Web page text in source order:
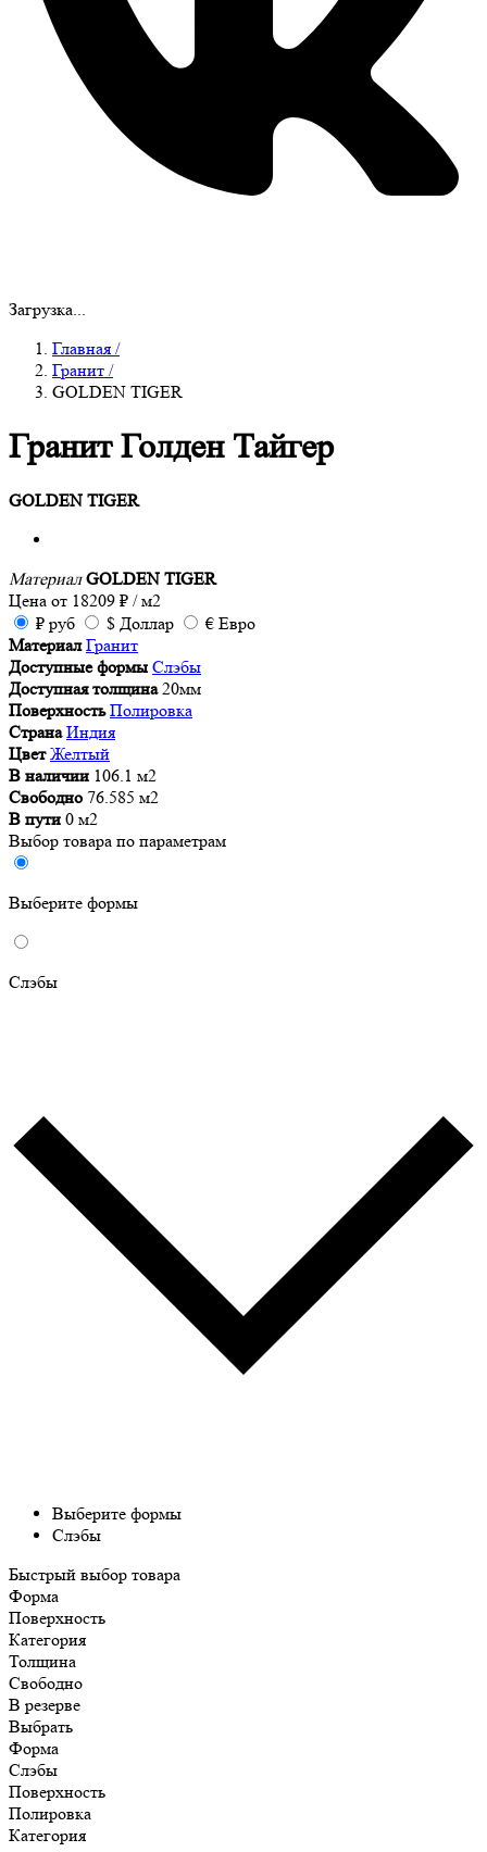
Загрузка...
Главная /
Гранит /
GOLDEN TIGER
Гранит Голден Тайгер
GOLDEN TIGER
Материал GOLDEN TIGER
Цена от 18209 ₽ / м2
₽ руб $ Доллар € Евро
Материал Гранит
Доступные формы Слэбы
Доступная толщина 20мм
Поверхность Полировка
Страна Индия
Цвет Желтый
В наличии 106.1 м2
Свободно 76.585 м2
В пути 0 м2
Выбор товара по параметрам
Выберите формы
Слэбы
Выберите формы
Слэбы
Быстрый выбор товара
Форма
Поверхность
Категория
Толщина
Свободно
В резерве
Выбрать
Форма
Слэбы
Поверхность
Полировка
Категория